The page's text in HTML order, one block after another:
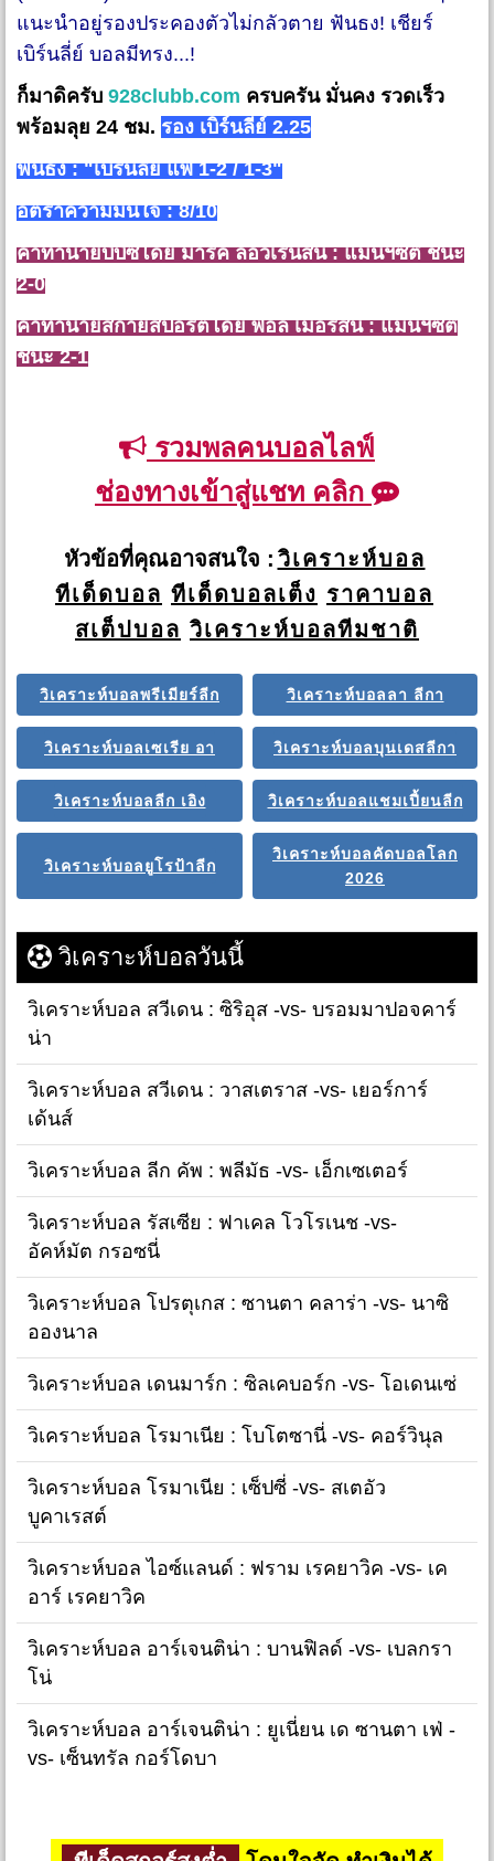
แนะนำอยู่รองประคองตัวไม่กลัวตาย ฟันธง! เชียร์
เบิร์นลี่ย์ บอลมีทรง...!
ก็มาดิครับ 928clubb.com ครบครัน มั่นคง รวดเร็ว
พร้อมลุย 24 ชม. รอง เบิร์นลี่ย์ 2.25
ฟันธง : "เบิร์นลี่ย์ แพ้ 1-2 / 1-3"
อัตราความมั่นใจ : 8/10
คำทำนายบีบีซีโดย มาร์ค ลอว์เรนสัน : แมนฯซิตี้ ชนะ
2-0
คำทำนายสกายสปอร์ตโดย พอล เมอร์สัน : แมนฯซิตี้
ชนะ 2-1
รวมพลคนบอลไลฟ์
ช่องทางเข้าสู่แชท คลิก
หัวข้อที่คุณอาจสนใจ : วิเคราะห์บอล
ทีเด็ดบอล ทีเด็ดบอลเต็ง ราคาบอล
สเต็ปบอล วิเคราะห์บอลทีมชาติ
วิเคราะห์บอลพรีเมียร์ลีก วิเคราะห์บอลลา ลีกา
วิเคราะห์บอลเซเรีย อา วิเคราะห์บอลบุนเดสลีกา
วิเคราะห์บอลลีก เอิง วิเคราะห์บอลแชมเปี้ยนลีก
วิเคราะห์บอลยูโรป้าลีก
วิเคราะห์บอลคัดบอลโลก
2026
วิเคราะห์บอลวันนี้
วิเคราะห์บอล สวีเดน : ซิริอุส -vs- บรอมมาปอจคาร์
น่า
วิเคราะห์บอล สวีเดน : วาสเตราส -vs- เยอร์การ์
เด้นส์
วิเคราะห์บอล ลีก คัพ : พลีมัธ -vs- เอ็กเซเตอร์
วิเคราะห์บอล รัสเซีย : ฟาเคล โวโรเนช -vs-
อัคห์มัต กรอซนี่
วิเคราะห์บอล โปรตุเกส : ซานตา คลาร่า -vs- นาซิ
อองนาล
วิเคราะห์บอล เดนมาร์ก : ซิลเคบอร์ก -vs- โอเดนเซ่
วิเคราะห์บอล โรมาเนีย : โบโตซานี่ -vs- คอร์วินุล
วิเคราะห์บอล โรมาเนีย : เซ็ปซี่ -vs- สเตอัว
บูคาเรสต์
วิเคราะห์บอล ไอซ์แลนด์ : ฟราม เรคยาวิค -vs- เค
อาร์ เรคยาวิค
วิเคราะห์บอล อาร์เจนติน่า : บานฟิลด์ -vs- เบลกรา
โน่
วิเคราะห์บอล อาร์เจนติน่า : ยูเนี่ยน เด ซานตา เฟ่ -
vs- เซ็นทรัล กอร์โดบา